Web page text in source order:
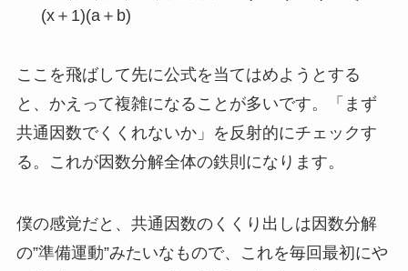
(x＋1)(a＋b)
ここを飛ばして先に公式を当てはめようとする
と、かえって複雑になることが多いです。「まず
共通因数でくくれないか」を反射的にチェックす
る。これが因数分解全体の鉄則になります。
僕の感覚だと、共通因数のくくり出しは因数分解
の”準備運動”みたいなもので、これを毎回最初にや